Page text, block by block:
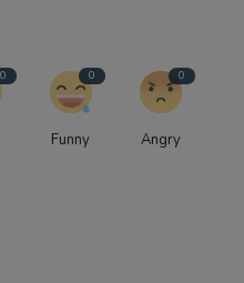
0 0
Funny
0
Angry